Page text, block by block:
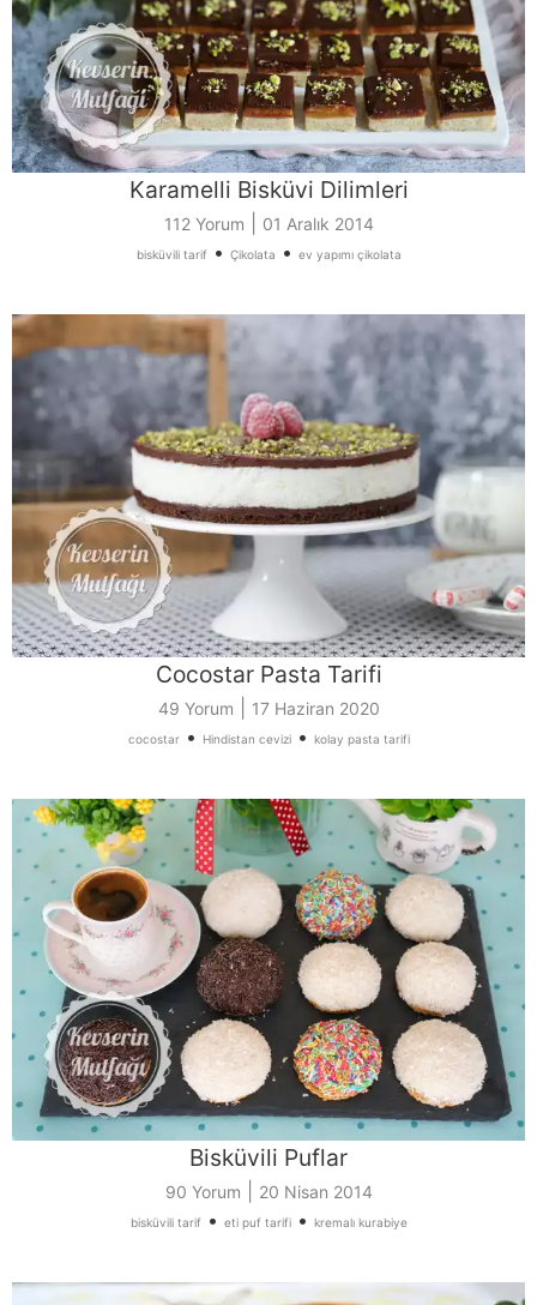
Karamelli Bisküvi Dilimleri
112 Yorum 01 Aralık 2014
bisküvili tarif• Çikolata • ev yapımı çikolata
Cocostar Pasta Tarifi
49 Yorum 17 Haziran 2020
cocostar• Hindistan cevizi• kolay pasta tarifi
Bisküvili Puflar
90 Yorum 20 Nisan 2014
bisküvili tarif• eti puf tarifi• kremalı kurabiye